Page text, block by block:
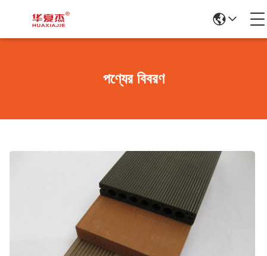
পণ্যের বিবরণ